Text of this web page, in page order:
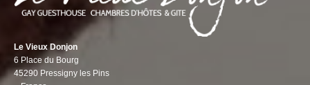
Le Vieux Donjon
6 Place du Bourg
45290 Pressigny les Pins